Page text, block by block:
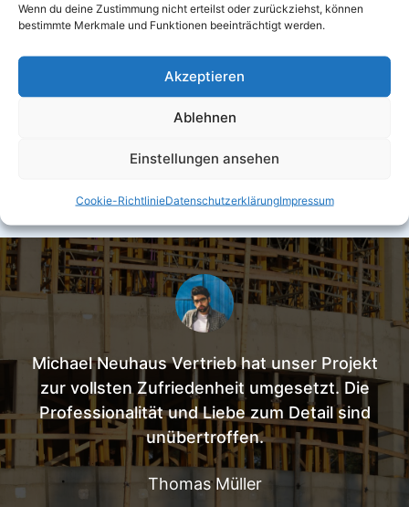
Wenn du deine Zustimmung nicht erteilst oder zurückziehst, können
bestimmte Merkmale und Funktionen beeinträchtigt werden.
Akzeptieren
Ablehnen
Einstellungen ansehen
Cookie-RichtlinieDatenschutzerklärungImpressum
Die Geschichte hinter Michael Neuhaus Vertrieb
anspruchsvolle Projekte im Bereich Innenausbau und
Handwerksleistungen um. Unser Fokus liegt auf Qualität,
Mehr erfahren
Michael Neuhaus Vertrieb hat unser Projekt
zur vollsten Zufriedenheit umgesetzt. Die
Professionalität und Liebe zum Detail sind
unübertroffen.
Thomas Müller